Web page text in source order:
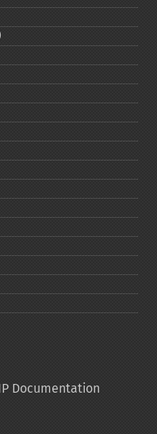
Documentation